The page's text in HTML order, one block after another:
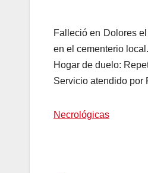
Falleció en Dolores
en el cementerio local.
Hogar de duelo:
Servicio atendido por
Necrológicas